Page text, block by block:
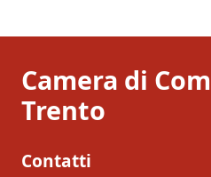
Camera di
Trento
Contatti